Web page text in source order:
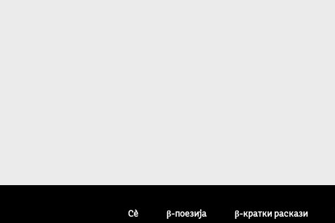
Сè β-поезија β-кратки раскази